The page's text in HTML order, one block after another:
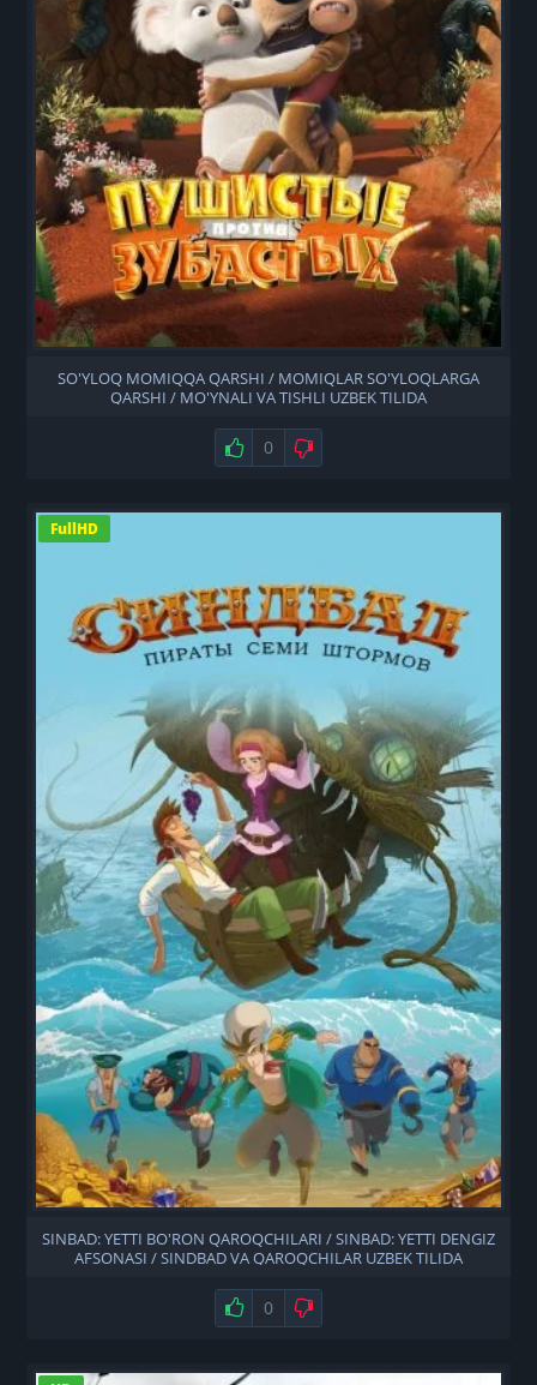
SO'YLOQ MOMIQQA QARSHI / MOMIQLAR SO'YLOQLARGA
QARSHI / MO'YNALI VA TISHLI UZBEK TILIDA
Нравится
0 Не нравится
FullHD
SINBAD: YETTI BO'RON QAROQCHILARI / SINBAD: YETTI DENGIZ
AFSONASI / SINDBAD VA QAROQCHILAR UZBEK TILIDA
Нравится
0 Не нравится